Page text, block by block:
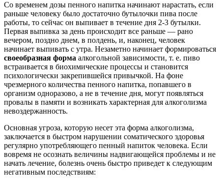
Со временем дозы пенного напитка начинают нарастать, если
раньше человеку было достаточно бутылочки пива после
работы, то сейчас он выпивает в течение дня 2-3 бутылки.
Первая выпивка за день происходит все раньше — рано
вечером, поздно днем, в полдень, и, наконец, человек
начинает выпивать с утра. Незаметно начинает формироваться
своеобразная форма алкогольной зависимости, т. е. пиво
встраивается в биохимические процессы и становится
психологически закрепившейся привычкой. На фоне
чрезмерного количества пенного напитка, попавшего в
организм одноразово, а не в течение дня, могут появляться
провалы в памяти и возникать характерная для алкоголизма
невоздержанность.
Основная угроза, которую несет эта форма алкоголизма,
заключается в быстром нарушении соматического здоровья
регулярно употребляющего пенный напиток человека. Если
вовремя не осознать величины надвигающейся проблемы и не
начать лечение, болезнь очень быстро приведет к следующим
негативным последствиям: